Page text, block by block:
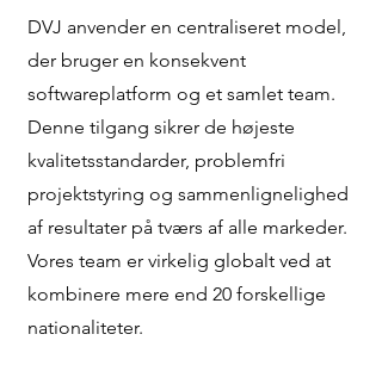
DVJ anvender en centraliseret model,
der bruger en konsekvent
softwareplatform og et samlet team.
Denne tilgang sikrer de højeste
kvalitetsstandarder, problemfri
projektstyring og sammenlignelighed
af resultater på tværs af alle markeder.
Vores team er virkelig globalt ved at
kombinere mere end 20 forskellige
nationaliteter.